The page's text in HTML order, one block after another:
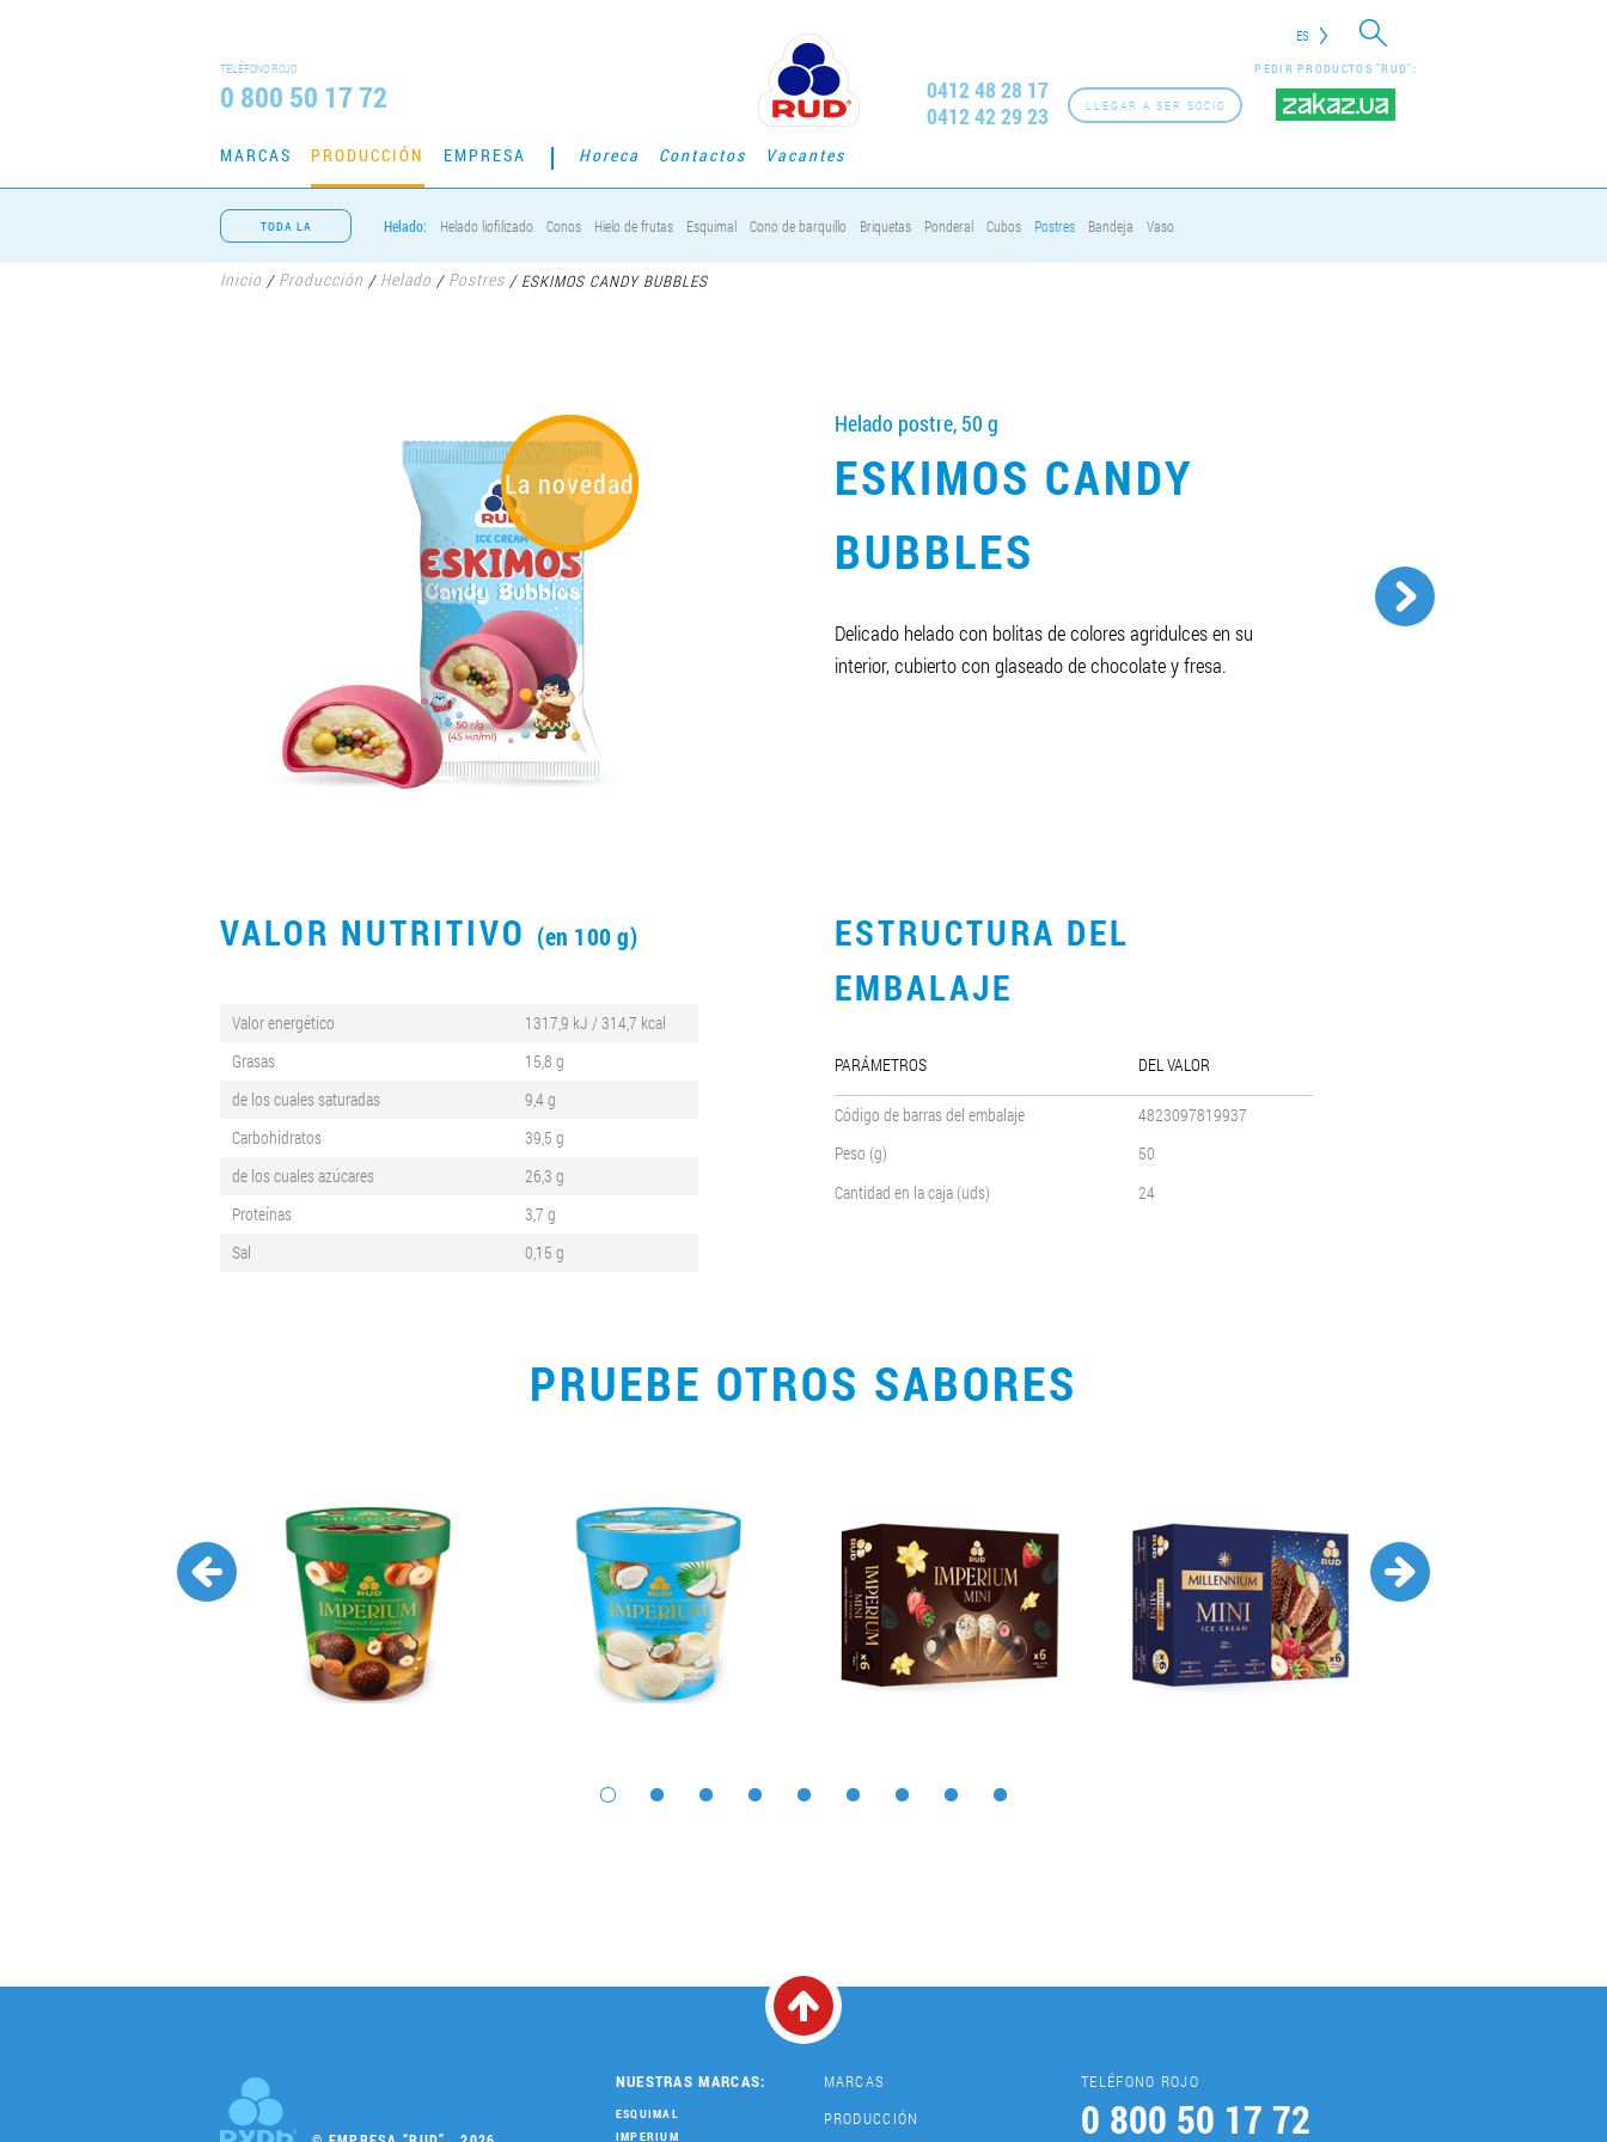
ES
TELÉFONO ROJO
0 800 50 17 72
PEDIR PRODUCTOS "RUD":
LLEGAR A SER SOCIO
0412 48 28 17
0412 42 29 23
MARCAS PRODUCCIÓN EMPRESA Horeca Contactos Vacantes
TODA LA
PRODUCCIÓN
Helado: Helado liofilizado Conos Hielo de frutas Esquimal Cono de barquillo Briquetas Ponderal Cubos Postres Bandeja Vaso
Inicio / Producción / Helado / Postres /ESKIMOS CANDY BUBBLES
La novedad
Helado postre, 50 g
ESKIMOS CANDY
BUBBLES
Delicado helado con bolitas de colores agridulces en su
interior, cubierto con glaseado de chocolate y fresa.
VALOR NUTRITIVO (en 100 g)
Valor energético
1317,9 kJ / 314,7 kcal
Grasas
15,8 g
de los cuales saturadas
9,4 g
Carbohidratos
39,5 g
de los cuales azúcares
26,3 g
Proteínas
3,7 g
Sal
0,15 g
ESTRUCTURA DEL
EMBALAJE
PARÁMETROS DEL VALOR
Código de barras del embalaje
4823097819937
Peso (g)
50
Cantidad en la caja (uds)
24
PRUEBE OTROS SABORES
NUESTRAS MARCAS:
ESQUIMAL
IMPERIUM
MARCAS
PRODUCCIÓN
TELÉFONO ROJO
0 800 50 17 72